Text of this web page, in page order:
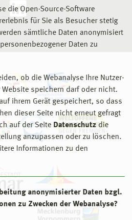
die Open-Source-Software
für Sie als Besucher stetig
sämtliche Daten anonymisiert
Daten zu
ob die Webanalyse Ihre Nutzer-
Website speichern darf oder nicht.
ihrem Gerät gespeichert, so dass
dieser Seite nicht erneut gefragt
auf der Seite Datenschutz die
anzupassen oder zu löschen.
Informationen zu den
anonymisierter Daten bzgl.
zu Zwecken der Webanalyse?